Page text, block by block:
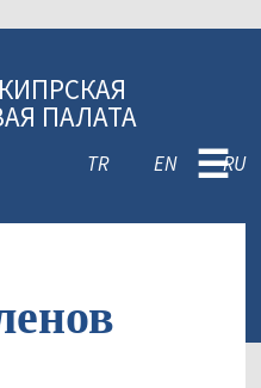
ПАЛАТА
TR EN RU
☰